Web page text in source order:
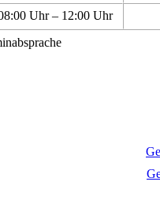
Uhr – 12:00 Uhr